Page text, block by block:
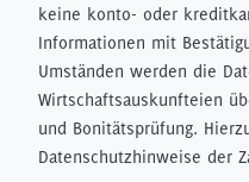
keine konto- oder
Informationen mit
Umständen werden die
Wirtschaftsauskunfteien
und Bonitätsprüfung.
Datenschutzhinweise der